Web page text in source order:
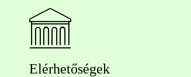
Elérhetőségek